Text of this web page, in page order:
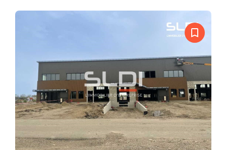
bookmark_border